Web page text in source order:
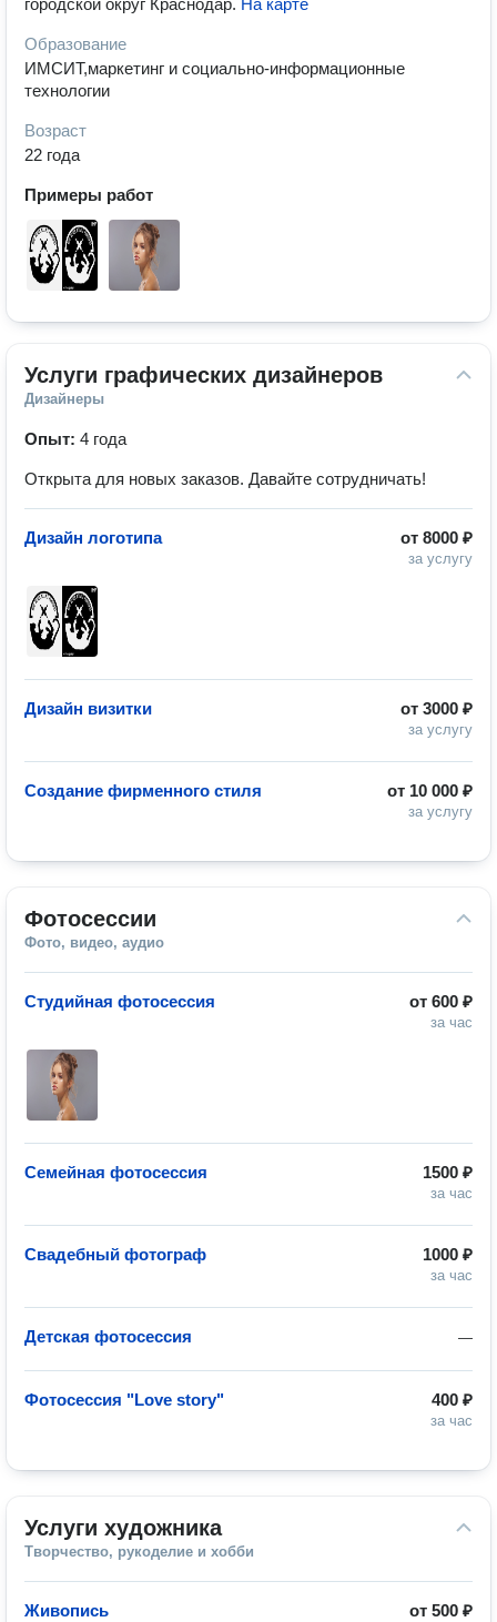
городской округ Краснодар. На карте
Образование
ИМСИТ,маркетинг и социально-информационные
технологии
Возраст
22 года
Примеры работ
Услуги графических дизайнеров
Дизайнеры
Опыт: 4 года
Открыта для новых заказов. Давайте сотрудничать!
от 8000 ₽
за услугу
Дизайн логотипа
от 3000 ₽
за услугу
Дизайн визитки
от 10 000 ₽
за услугу
Создание фирменного стиля
Фотосессии
Фото, видео, аудио
от 600 ₽
за час
Студийная фотосессия
1500 ₽
за час
Семейная фотосессия
1000 ₽
за час
Свадебный фотограф
—
Детская фотосессия
400 ₽
за час
Фотосессия "Love story"
Услуги художника
Творчество, рукоделие и хобби
от 500 ₽
Живопись